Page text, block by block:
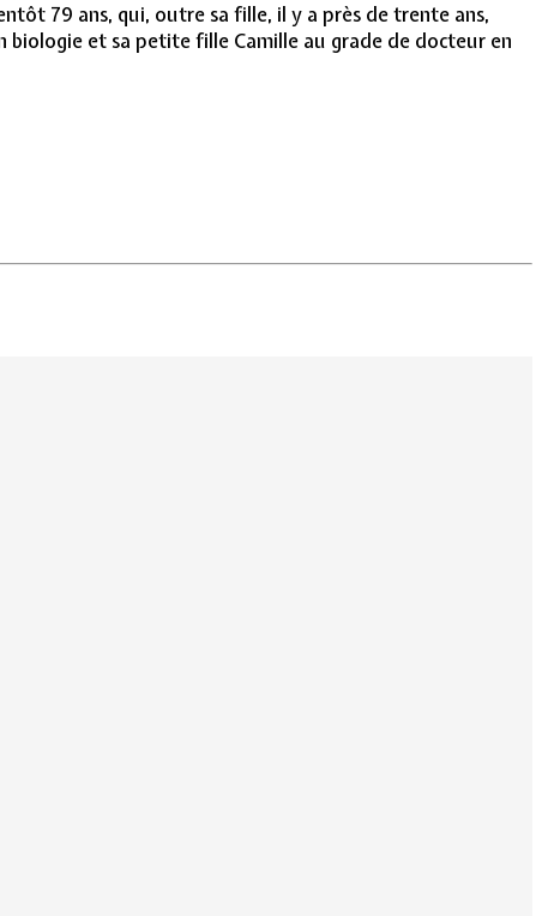
79 ans, qui, outre sa fille, il y a près de trente ans,
biologie et sa petite fille Camille au grade de docteur en